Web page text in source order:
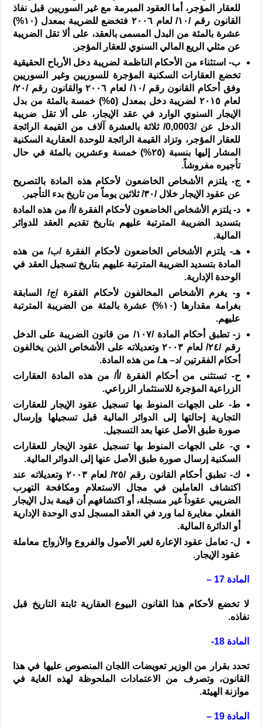
للعقار المؤجر، أما العقود المبرمة مع غير السوريين قبل نفاذ
القانون رقم /١٠/ لعام ٢٠٠٦فتخضع للضريبة بمعدل (١٠%
)
عشرة بالمئة من البدل المسمى بالعقد، على ألا تقل الضريبة
عن مثلي الريع المالي السنوي للعقار المؤجر.
‌ب- استثناء من الأحكام الناظمة لضريبة دخل الأرباح الحقيقية
تخضع العقارات السكنية المؤجرة للسوريين وغير السوريين
وفق أحكام القانون رقم /١٠/ لعام ٢٠٠٦والقانون رقم /٢٠/
لعام ٢٠١٥لضريبة دخل بمعدل (٥%
) خمسة بالمئة من بدل
الإيجار السنوي الوارد في عقد الإيجار، على ألا تقل ضريبة
الدخل عن /0,0003/ ثلاثة بالعشرة آلاف من القيمة الرائجة
للعقار المؤجر، وتزاد القيمة الرائجة للوحدة العقارية السكنية
المشار إليها بنسبة (٢٥%
) خمسة وعشرين بالمئة في حال
تأجيره مفروشاً.
‌ج- يلتزم الأشخاص الخاضعون لأحكام هذه المادة بالتصريح
عن عقود الإيجار خلال /٣٠/ ثلاثين يوماً من تاريخ بدء التأجير.
‌د-يلتزم الأشخاص الخاضعون لأحكام الفقرة /أ/ من هذه المادة
بتسديد الضريبة المترتبة عليهم بتاريخ تقديم العقد للدوائر
المالية.
‌هـ- يلتزم الأشخاص الخاضعون لأحكام الفقرة /ب/ من هذه
المادة بتسديد الضريبة المترتبة عليهم بتاريخ تسجيل العقد في
الوحدة الإدارية.
‌و- يغرم الأشخاص المخالفون لأحكام الفقرة /ج/ السابقة
بغرامة مقدارها (١٠%
) عشرة بالمئة من الضريبة المترتبة
عليهم.
‌ز-تطبق أحكام المادة /١٠٧/ من قانون الضريبة على الدخل
رقم /٢٤/ لعام ٢٠٠٣وتعديلاته على الأشخاص الذين يخالفون
أحكام الفقرتين /د–هـ/ من هذه المادة.
‌ح-تستثنى من أحكام الفقرة /أ/ من هذه المادة العقارات
الزراعية المؤجرة للاستثمار الزراعي.
‌ط- على الجهات المنوط بها تسجيل عقود الإيجار للعقارات
التجارية إحالتها إلى الدوائر المالية قبل تسجيلها وإرسال
صورة طبق الأصل عنها بعد التسجيل.
‌ي- على الجهات المنوط بها تسجيل عقود الإيجار للعقارات
السكنية إرسال صورة طبق الأصل عنها إلى الدوائر المالية.
‌ك-تطبق أحكام القانون رقم /٢٥/ لعام٢٠٠٣ وتعديلاته عند
اكتشاف العاملين في مجال الاستعلام ومكافحة التهرب
الضريبي عقوداً غير مسجلة، أو اكتشافهم أن قيمة بدل الإيجار
الفعلي مغايرة لما ورد في العقد المسجل لدى الوحدة الإدارية
أو الدائرة المالية.
‌ل-تعامل عقود الإعارة لغير الأصول والفروع والأزواج معاملة
عقود الإيجار.
المادة 17 –
لا تخضع لأحكام هذا القانون البيوع العقارية ثابتة التاريخ قبل
نفاذه.
المادة 18-
تحدد بقرار من الوزير تعويضات اللجان المنصوص عليها في هذا
القانون، وتصرف من الاعتمادات الملحوظة لهذه الغاية في
موازنة الهيئة.
المادة 19 –